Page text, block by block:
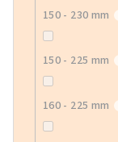
150 - 230 mm
150 - 225 mm
160 - 225 mm